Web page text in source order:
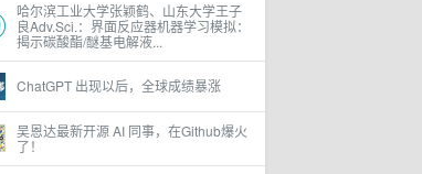
哈尔滨工业大学张颖鹤、山东大学王子
良Adv.Sci.：界面反应器机器学习模拟：
揭示碳酸酯/醚基电解液...
ChatGPT 出现以后，全球成绩暴涨
吴恩达最新开源 AI 同事，在Github爆火
了！